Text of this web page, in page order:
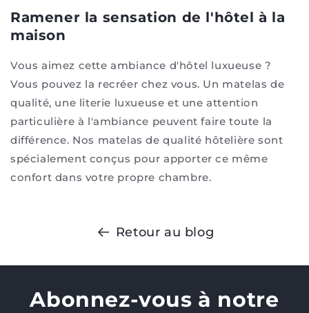
Ramener la sensation de l'hôtel à la
maison
Vous aimez cette ambiance d'hôtel luxueuse ?
Vous pouvez la recréer chez vous. Un matelas de
qualité, une literie luxueuse et une attention
particulière à l'ambiance peuvent faire toute la
différence. Nos matelas de qualité hôtelière sont
spécialement conçus pour apporter ce même
confort dans votre propre chambre.
Retour au blog
Abonnez-vous à notre